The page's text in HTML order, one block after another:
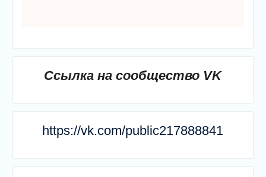
Ссылка на сообщество VK
https://vk.com/public217888841